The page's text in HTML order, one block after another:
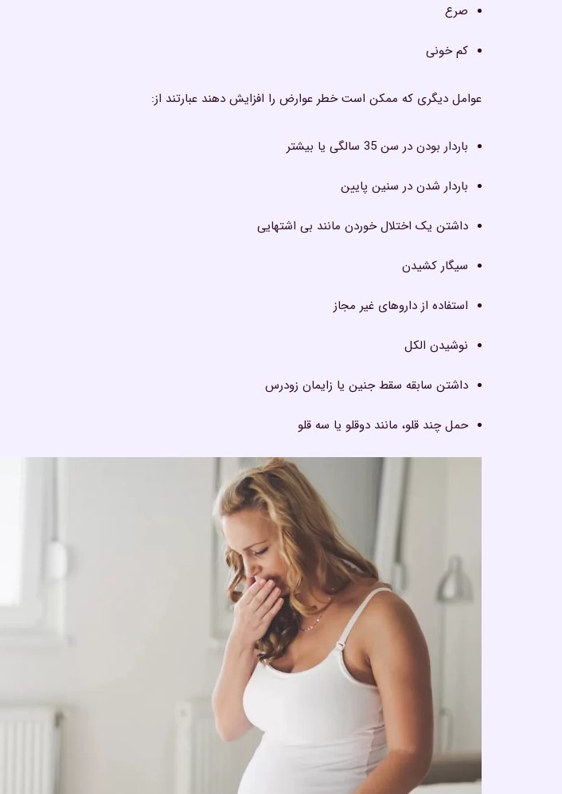
صرع
کم خونی
عوامل دیگری که ممکن است خطر عوارض را افزایش دهند عبارتند از:
باردار بودن در سن 35 سالگی یا بیشتر
باردار شدن در سنین پایین
داشتن یک اختلال خوردن مانند بی اشتهایی
سیگار کشیدن
استفاده از داروهای غیر مجاز
نوشیدن الکل
داشتن سابقه سقط جنین یا زایمان زودرس
حمل چند قلو، مانند دوقلو یا سه قلو